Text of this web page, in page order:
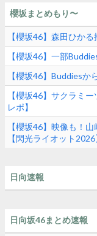
櫻坂まとめもり〜
【櫻坂46】森田ひか
【櫻坂46】一部
【櫻坂46】Buddies
【櫻坂46】サクラミ
レポ】
【櫻坂46】映像も！
【閃光ライオット2026
日向速報
日向坂46まとめ速報